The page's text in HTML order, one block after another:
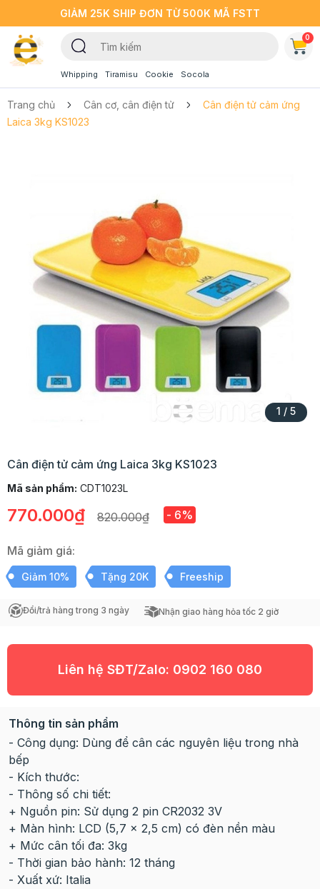
GIẢM 25K SHIP ĐƠN TỪ 500K MÃ FSTT
Whipping Tiramisu Cookie Socola
0
Trang chủ Cân cơ, cân điện tử
Cân điện tử cảm ứng
Laica 3kg KS1023
1 / 5
Cân điện tử cảm ứng Laica 3kg KS1023
Mã sản phẩm: CDT1023L
770.000₫ 820.000₫ - 6%
Mã giảm giá:
Giảm 10% Tặng 20K Freeship
Đổi/trả hàng trong 3 ngày Nhận giao hàng hỏa tốc 2 giờ
Liên hệ SĐT/Zalo: 0902 160 080
Thông tin sản phẩm
- Công dụng: Dùng để cân các nguyên liệu trong nhà
bếp
- Kích thước:
- Thông số chi tiết:
+ Nguồn pin: Sử dụng 2 pin CR2032 3V
+ Màn hình: LCD (5,7 x 2,5 cm) có đèn nền màu
+ Mức cân tối đa: 3kg
- Thời gian bảo hành: 12 tháng
- Xuất xứ: Italia